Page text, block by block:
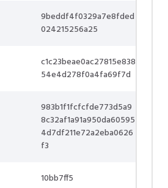
9beddf4f0329a7e8fded
024215256a25
c1c23beae0ac27815e838
54e4d278f0a4fa69f7d
983b1f1fcfcfde773d5a9
8c32af1a91a950da60595
4d7df211e72a2eba0626
f3
10bb7ff5